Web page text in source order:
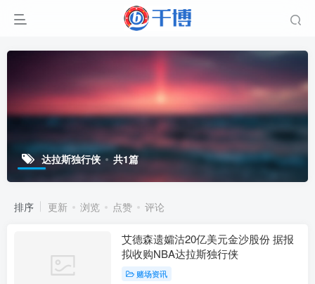
达拉斯独行侠 共1篇
排序 更新 浏览 点赞 评论
艾德森遗孀沽20亿美元金沙股份 据报
拟收购NBA达拉斯独行侠
赌场资讯